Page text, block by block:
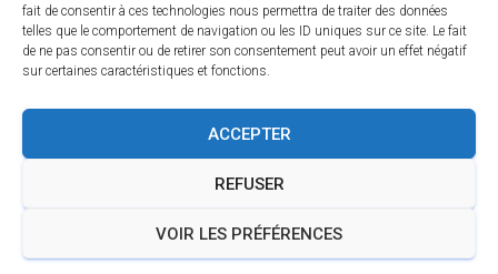
fait de consentir à ces technologies nous permettra de traiter des données
telles que le comportement de navigation ou les ID uniques sur ce site. Le fait
de ne pas consentir ou de retirer son consentement peut avoir un effet négatif
sur certaines caractéristiques et fonctions.
ACCEPTER
REFUSER
VOIR LES PRÉFÉRENCES